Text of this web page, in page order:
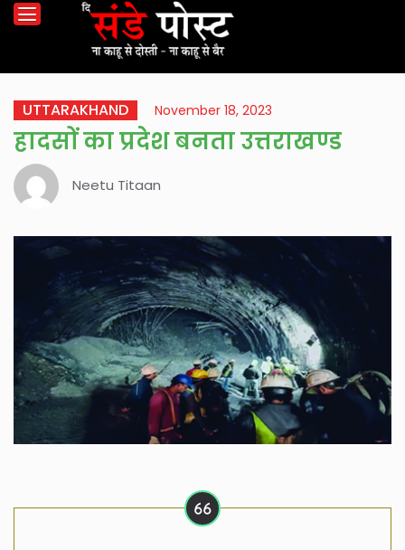
UTTARAKHAND November 18, 2023
हादसों का प्रदेश बनता उत्तराखण्ड
Neetu Titaan